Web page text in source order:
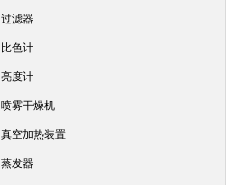
过滤器
比色计
亮度计
喷雾干燥机
真空加热装置
蒸发器